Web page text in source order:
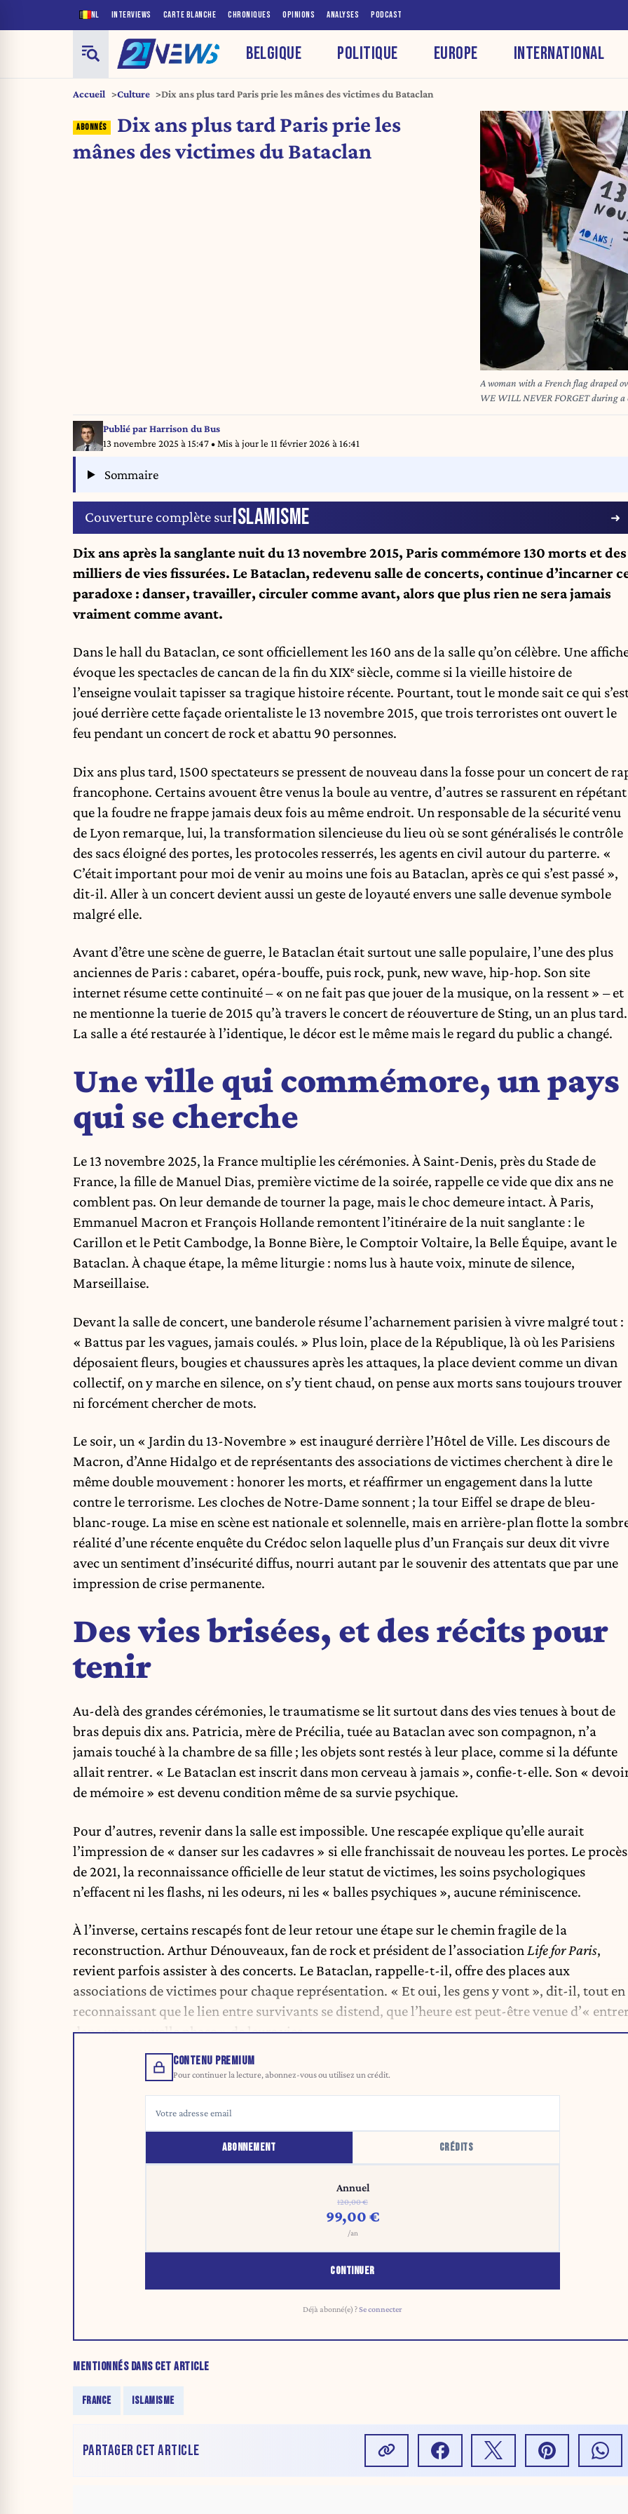
NL INTERVIEWS CARTE BLANCHE CHRONIQUES OPINIONS ANALYSES PODCAST
BELGIQUE POLITIQUE EUROPE INTERNATIONAL
Accueil Culture Dix ans plus tard Paris prie les mânes des victimes du Bataclan
Dix ans plus tard Paris prie les
mânes des victimes du Bataclan
A woman with a French flag draped
WE WILL NEVER FORGET during
Bataclan terrorist attacks in Lyon in
Publié parHarrison du Bus
13 novembre 2025 à 15:47• Mis à jour le 11 février 2026 à 16:41
Sommaire
Couverture complète surISLAMISME
Dix ans après la sanglante nuit du 13 novembre 2015, Paris commémore 130 morts et des
milliers de vies fissurées. Le Bataclan, redevenu salle de concerts, continue d’incarner
paradoxe : danser, travailler, circuler comme avant, alors que plus rien ne sera jamais
vraiment comme avant.
Dans le hall du Bataclan, ce sont officiellement les 160 ans de la salle qu’on célèbre. Une
évoque les spectacles de cancan de la fin du XIXᵉ siècle, comme si la vieille histoire de
l’enseigne voulait tapisser sa tragique histoire récente. Pourtant, tout le monde sait ce qui
joué derrière cette façade orientaliste le 13 novembre 2015, que trois terroristes ont ouvert le
feu pendant un concert de rock et abattu 90 personnes.
Dix ans plus tard, 1500 spectateurs se pressent de nouveau dans la fosse pour un concert de
francophone. Certains avouent être venus la boule au ventre, d’autres se rassurent en répétant
que la foudre ne frappe jamais deux fois au même endroit. Un responsable de la sécurité venu
de Lyon remarque, lui, la transformation silencieuse du lieu où se sont généralisés le contrôle
des sacs éloigné des portes, les protocoles resserrés, les agents en civil autour du parterre. «
C’était important pour moi de venir au moins une fois au Bataclan, après ce qui s’est passé »,
dit-il. Aller à un concert devient aussi un geste de loyauté envers une salle devenue symbole
malgré elle.
Avant d’être une scène de guerre, le Bataclan était surtout une salle populaire, l’une des plus
anciennes de Paris : cabaret, opéra-bouffe, puis rock, punk, new wave, hip-hop. Son site
internet résume cette continuité – « on ne fait pas que jouer de la musique, on la ressent » – et
ne mentionne la tuerie de 2015 qu’à travers le concert de réouverture de Sting, un an plus tard.
La salle a été restaurée à l’identique, le décor est le même mais le regard du public a changé.
Une ville qui commémore, un pays
qui se cherche
Le 13 novembre 2025, la France multiplie les cérémonies. À Saint-Denis, près du Stade de
France, la fille de Manuel Dias, première victime de la soirée, rappelle ce vide que dix ans ne
comblent pas. On leur demande de tourner la page, mais le choc demeure intact. À Paris,
Emmanuel Macron et François Hollande remontent l’itinéraire de la nuit sanglante : le
Carillon et le Petit Cambodge, la Bonne Bière, le Comptoir Voltaire, la Belle Équipe, avant le
Bataclan. À chaque étape, la même liturgie : noms lus à haute voix, minute de silence,
Marseillaise.
Devant la salle de concert, une banderole résume l’acharnement parisien à vivre malgré tout :
« Battus par les vagues, jamais coulés. » Plus loin, place de la République, là où les Parisiens
déposaient fleurs, bougies et chaussures après les attaques, la place devient comme un divan
collectif, on y marche en silence, on s’y tient chaud, on pense aux morts sans toujours trouver
ni forcément chercher de mots.
Le soir, un « Jardin du 13-Novembre » est inauguré derrière l’Hôtel de Ville. Les discours de
Macron, d’Anne Hidalgo et de représentants des associations de victimes cherchent à dire le
même double mouvement : honorer les morts, et réaffirmer un engagement dans la lutte
contre le terrorisme. Les cloches de Notre-Dame sonnent ; la tour Eiffel se drape de bleu-
blanc-rouge. La mise en scène est nationale et solennelle, mais en arrière-plan flotte la
réalité d’une récente enquête du Crédoc selon laquelle plus d’un Français sur deux dit vivre
avec un sentiment d’insécurité diffus, nourri autant par le souvenir des attentats que par une
impression de crise permanente.
Des vies brisées, et des récits pour
tenir
Au-delà des grandes cérémonies, le traumatisme se lit surtout dans des vies tenues à bout de
bras depuis dix ans. Patricia, mère de Précilia, tuée au Bataclan avec son compagnon, n’a
jamais touché à la chambre de sa fille ; les objets sont restés à leur place, comme si la défunte
allait rentrer. « Le Bataclan est inscrit dans mon cerveau à jamais », confie-t-elle. Son «
de mémoire » est devenu condition même de sa survie psychique.
Pour d’autres, revenir dans la salle est impossible. Une rescapée explique qu’elle aurait
l’impression de « danser sur les cadavres » si elle franchissait de nouveau les portes. Le procès
de 2021, la reconnaissance officielle de leur statut de victimes, les soins psychologiques
n’effacent ni les flashs, ni les odeurs, ni les « balles psychiques », aucune réminiscence.
À l’inverse, certains rescapés font de leur retour une étape sur le chemin fragile de la
reconstruction. Arthur Dénouveaux, fan de rock et président de l’associationLife for Paris,
revient parfois assister à des concerts. Le Bataclan, rappelle-t-il, offre des places aux
associations de victimes pour chaque représentation. « Et oui, les gens y vont », dit-il, tout en
reconnaissant que le lien entre survivants se distend, que l’heure est peut-être venue d’«
dans une nouvelle phase » de leurs vies.
CONTENU PREMIUM
Pour continuer la lecture, abonnez-vous ou utilisez un crédit.
ABONNEMENT CRÉDITS
Annuel
120,00 €
99,00 €
/an
CONTINUER
Déjà abonné(e) ?Se connecter
MENTIONNÉS DANS CET ARTICLE
FRANCE ISLAMISME
PARTAGER CET ARTICLE